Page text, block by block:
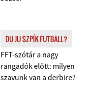
DU JU SZPÍK FUTBALL?
FFT-szótár a nagy
rangadók előtt: milyen
szavunk van a derbire?